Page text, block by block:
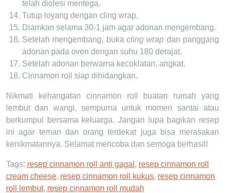
telah diolesi mentega.
Tutup loyang dengan cling wrap.
Diamkan selama 30-1 jam agar adonan mengembang.
Setelah mengembang, buka cling wrap dan panggang
adonan pada oven dengan suhu 180 derajat.
Setelah adonan berwarna kecoklatan, angkat.
Cinnamon roll siap dihidangkan.
Nikmati kehangatan cinnamon roll buatan rumah yang
lembut dan wangi, sempurna untuk momen santai atau
berkumpul bersama keluarga. Jangan lupa bagikan resep
ini agar teman dan orang terdekat juga bisa merasakan
kenikmatannya. Selamat mencoba dan semoga berhasil!
Tags: resep cinnamon roll anti gagal , resep cinnamon roll
cream cheese, resep cinnamon roll kukus, resep cinnamon
roll lembut, resep cinnamon roll mudah